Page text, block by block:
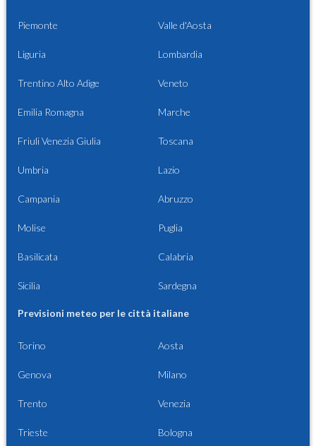
Piemonte Valle d'Aosta
Liguria Lombardia
Trentino Alto Adige Veneto
Emilia Romagna Marche
Friuli Venezia Giulia Toscana
Umbria Lazio
Campania Abruzzo
Molise Puglia
Basilicata Calabria
Sicilia Sardegna
Previsioni meteo per le città italiane
Torino Aosta
Genova Milano
Trento Venezia
Trieste Bologna